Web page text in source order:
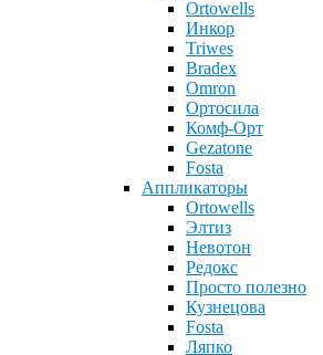
Ortowells
Инкор
Triwes
Bradex
Omron
Ортосила
Комф-Орт
Gezatone
Fosta
Аппликаторы
Ortowells
Элтиз
Невотон
Редокс
Просто полезно
Кузнецова
Fosta
Ляпко